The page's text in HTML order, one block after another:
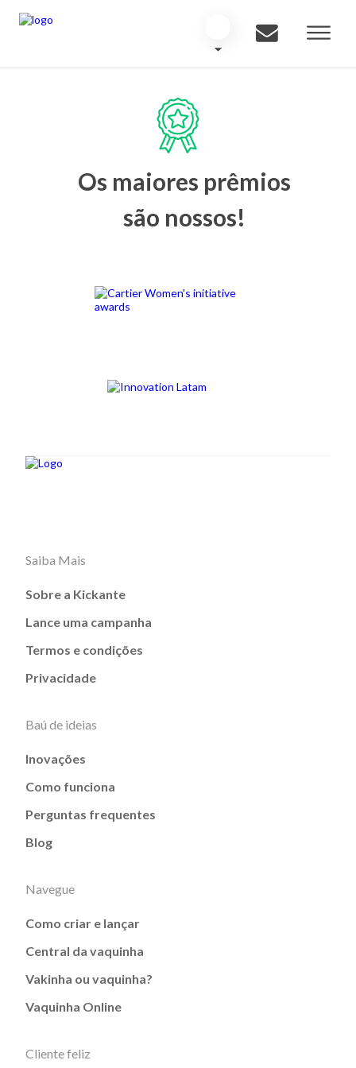
Os maiores prêmios
são nossos!
Saiba Mais
Sobre a Kickante
Lance uma campanha
Termos e condições
Privacidade
Baú de ideias
Inovações
Como funciona
Perguntas frequentes
Blog
Navegue
Como criar e lançar
Central da vaquinha
Vakinha ou vaquinha?
Vaquinha Online
Cliente feliz